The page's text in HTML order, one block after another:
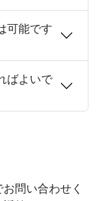
可能です
ばよいで
問い合わせく